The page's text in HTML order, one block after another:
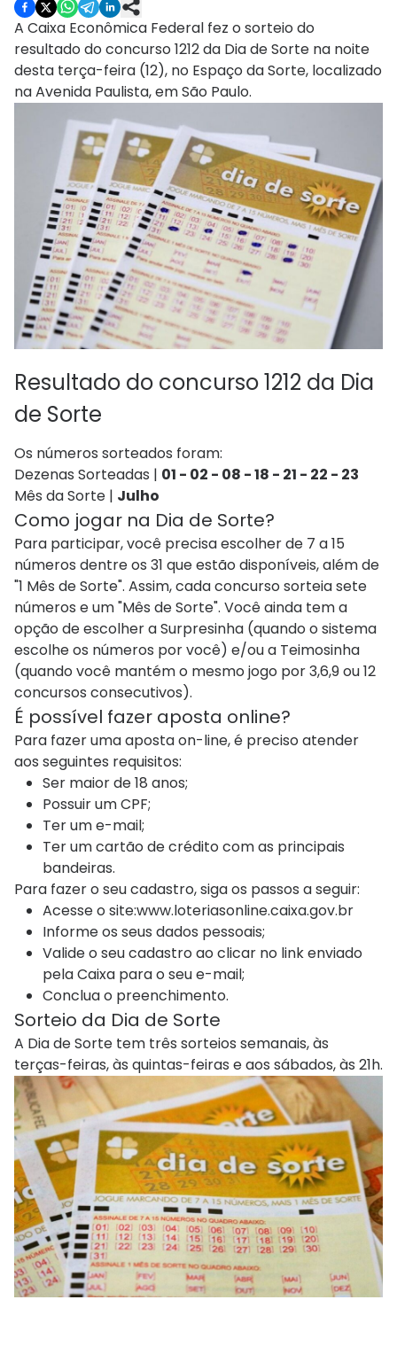
A Caixa Econômica Federal fez o sorteio do
resultado do concurso 1212 da Dia de Sorte na noite
desta terça-feira (12), no Espaço da Sorte, localizado
na Avenida Paulista, em São Paulo.
Resultado do concurso 1212 da Dia
de Sorte
Os números sorteados foram:
Dezenas Sorteadas | 01 - 02 - 08 - 18 - 21 - 22 - 23
Mês da Sorte | Julho
Como jogar na Dia de Sorte?
Para participar, você precisa escolher de 7 a 15
números dentre os 31 que estão disponíveis, além de
"1 Mês de Sorte". Assim, cada concurso sorteia sete
números e um "Mês de Sorte". Você ainda tem a
opção de escolher a Surpresinha (quando o sistema
escolhe os números por você) e/ou a Teimosinha
(quando você mantém o mesmo jogo por 3,6,9 ou 12
concursos consecutivos).
É possível fazer aposta online?
Para fazer uma aposta on-line, é preciso atender
aos seguintes requisitos:
Ser maior de 18 anos;
Possuir um CPF;
Ter um e-mail;
Ter um cartão de crédito com as principais
bandeiras.
Para fazer o seu cadastro, siga os passos a seguir:
Acesse o site:www.loteriasonline.caixa.gov.br
Informe os seus dados pessoais;
Valide o seu cadastro ao clicar no link enviado
pela Caixa para o seu e-mail;
Conclua o preenchimento.
Sorteio da Dia de Sorte
A Dia de Sorte tem três sorteios semanais, às
terças-feiras, às quintas-feiras e aos sábados, às 21h.